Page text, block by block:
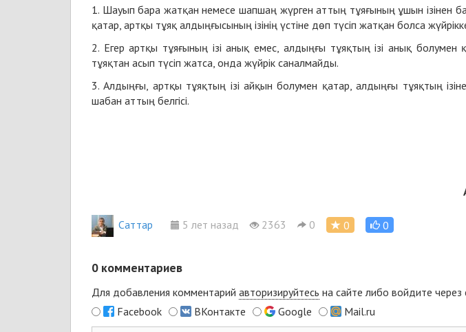
1. Шауып бара жатқан немесе шапшаң жүрген аттың тұяғының ұшын ізінен
қатар, артқы тұяқ алдыңғысының ізінің үстіне дөп түсіп жатқан болса
2. Егер артқы тұяғының ізі анық емес, алдыңғы тұяқтың ізі анық болумен
тұяқтан асып түсіп жатса, онда жүйрік саналмайды.
3. Алдыңғы, артқы тұяқтың ізі айқын болумен қатар, алдыңғы тұяқтың
шабан аттың белгісі.
Cаттар 5 лет назад 2363 0 0 0
0 комментариев
Для добавления комментарий авторизируйтесь на сайте либо войдите через
Facebook
ВКонтакте Google Mail.ru